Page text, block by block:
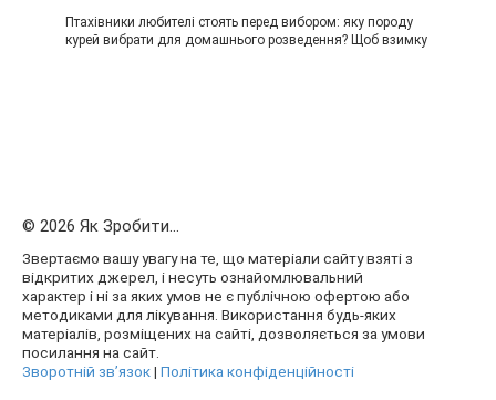
Птахівники любителі стоять перед вибором: яку породу
курей вибрати для домашнього розведення? Щоб взимку
© 2026 Як Зробити...
Звертаємо вашу увагу на те, що матеріали сайту взяті з
відкритих джерел, і несуть ознайомлювальний
характер і ні за яких умов не є публічною офертою або
методиками для лікування. Використання будь-яких
матеріалів, розміщених на сайті, дозволяється за умови
посилання на сайт.
Зворотній зв’язок| Політика конфіденційності